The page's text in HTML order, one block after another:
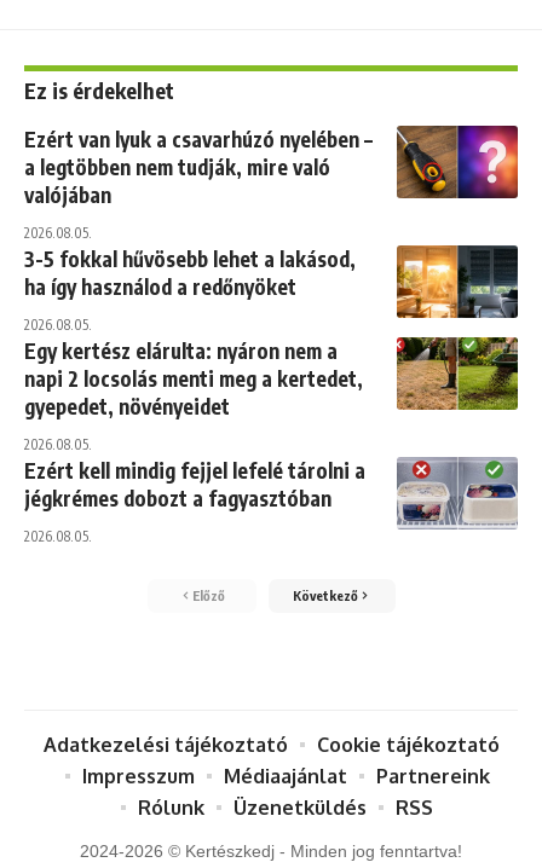
Ez is érdekelhet
Ezért van lyuk a csavarhúzó nyelében –
a legtöbben nem tudják, mire való
valójában
2026.08.05.
3-5 fokkal hűvösebb lehet a lakásod,
ha így használod a redőnyöket
2026.08.05.
Egy kertész elárulta: nyáron nem a
napi 2 locsolás menti meg a kertedet,
gyepedet, növényeidet
2026.08.05.
Ezért kell mindig fejjel lefelé tárolni a
jégkrémes dobozt a fagyasztóban
2026.08.05.
Előző Következő
2024-2026 © Kertészkedj - Minden jog fenntartva!
Adatkezelési tájékoztató
Cookie tájékoztató
Impresszum
Médiaajánlat
Partnereink
Rólunk
Üzenetküldés RSS